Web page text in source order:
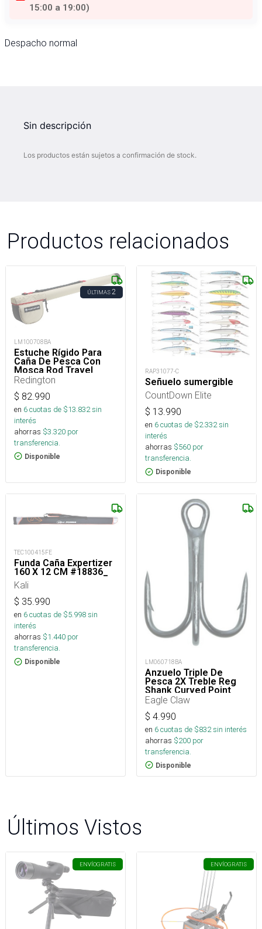
15:00 a 19:00)
Despacho normal
Sin descripción
Los productos están sujetos a confirmación de stock.
Productos relacionados
ÚLTIMAS2
LM100708BA
Estuche Rígido Para
Caña De Pesca Con
Mosca Rod Travel
Case Single 9Ft 4Pc
Redington
$ 82.990
en 6cuotas de $13.832sin
interés
ahorras $3.320 por
transferencia.
Disponible
RAP31077-C
Señuelo sumergible
CountDown Elite
$ 13.990
en 6cuotas de $2.332sin
interés
ahorras $560 por
transferencia.
Disponible
TEC100415FE
Funda Caña Expertizer
160 X 12 CM #18836_
Kali
$ 35.990
en 6cuotas de $5.998sin
interés
ahorras $1.440 por
transferencia.
Disponible LM060718BA
Anzuelo Triple De
Pesca 2X Treble Reg
Shank Curved Point
Para Señuelos
Eagle Claw
$ 4.990
en 6cuotas de $832sin interés
ahorras $200 por
transferencia.
Disponible
Últimos Vistos
ENVÍOGRATIS ENVÍOGRATIS